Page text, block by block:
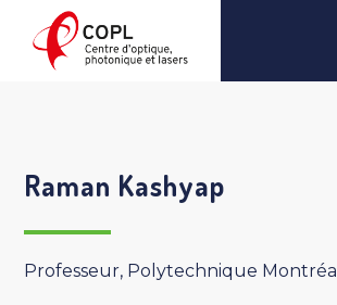
contenu
Raman Kashyap
Professeur, Polytechnique Montréal